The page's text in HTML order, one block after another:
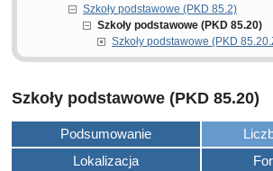
Szkoły podstawowe (PKD 85.2)
Szkoły podstawowe (PKD 85.20)
Szkoły podstawowe (PKD
Szkoły podstawowe (PKD 85.20)
Podsumowanie
Lokalizacja